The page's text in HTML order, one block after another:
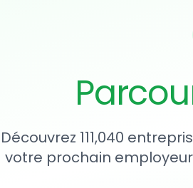
Découvrez 111,040
votre prochain